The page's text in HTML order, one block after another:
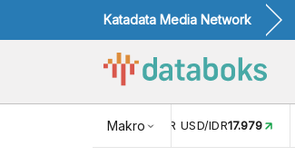
Katadata Media Network
Makro
NILAI TUKAR USD/IDR17.979